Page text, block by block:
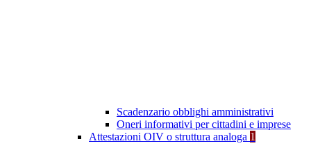
Scadenzario obblighi amministrativi
Oneri informativi per cittadini e imprese
Attestazioni OIV o struttura analoga 1